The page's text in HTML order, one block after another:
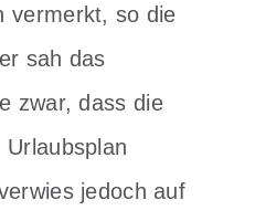
vermerkt, so die
sah das
zwar, dass die
jedoch auf